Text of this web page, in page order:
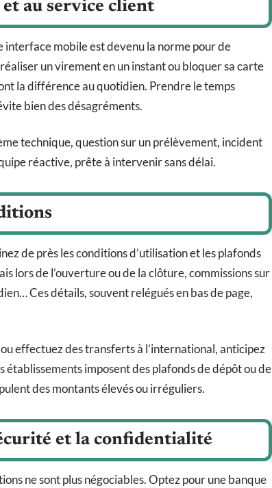
au service client
interface mobile est devenu la norme pour de
un virement en un instant ou bloquer sa carte
la différence au quotidien. Prendre le temps
bien des désagréments.
technique, question sur un prélèvement, incident
réactive, prête à intervenir sans délai.
de près les conditions d’utilisation et les plafonds
lors de l’ouverture ou de la clôture, commissions sur
Ces détails, souvent relégués en bas de page,
effectuez des transferts à l’international, anticipez
établissements imposent des plafonds de dépôt ou de
des montants élevés ou irréguliers.
et la confidentialité
ne sont plus négociables. Optez pour une banque